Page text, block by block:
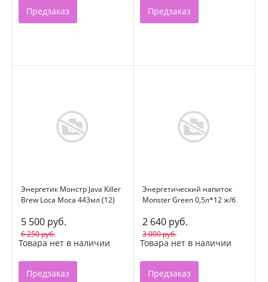
Предзаказ Предзаказ
Энергетик Монстр Java Killer
Brew Loca Moca 443мл (12)
5 500 руб.
6 250 руб.
Товара нет в наличии
Предзаказ
Энергетический напиток
Monster Green 0,5л*12 ж/б
2 640 руб.
3 000 руб.
Товара нет в наличии
Предзаказ